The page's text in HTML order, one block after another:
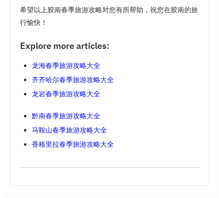
希望以上胶南春季旅游攻略对您有所帮助，祝您在胶南的旅
行愉快！
Explore more articles:
龙海春季旅游攻略大全
齐齐哈尔春季旅游攻略大全
龙岩春季旅游攻略大全
黔南春季旅游攻略大全
马鞍山春季旅游攻略大全
香格里拉春季旅游攻略大全